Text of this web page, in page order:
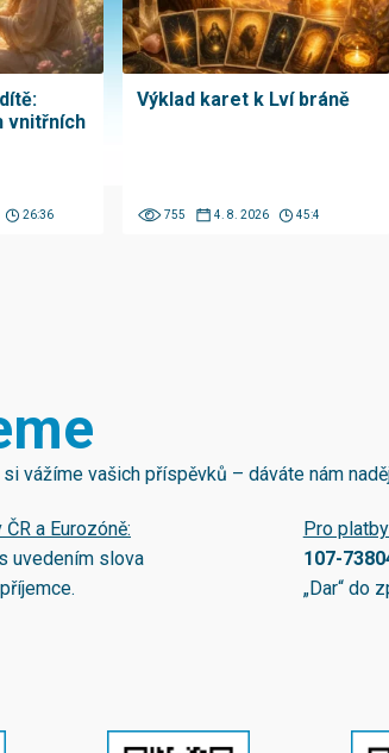
vnitřních
26:36
Výklad karet k Lví bráně
755 4. 8. 2026 45:4
vážíme vašich příspěvků – dáváte nám
a Eurozóně:
s uvedením slova
Pro
107-
„Dar“ do